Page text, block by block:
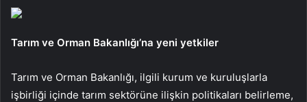
Tarım ve Orman Bakanlığı’na yeni yetkiler
Tarım ve Orman Bakanlığı, ilgili kurum ve kuruluşlarla
işbirliği içinde tarım sektörüne ilişkin politikaları belirleme,